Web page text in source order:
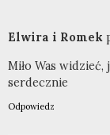
Elwira i Romek
Miło Was
serdecznie
Odpowiedz